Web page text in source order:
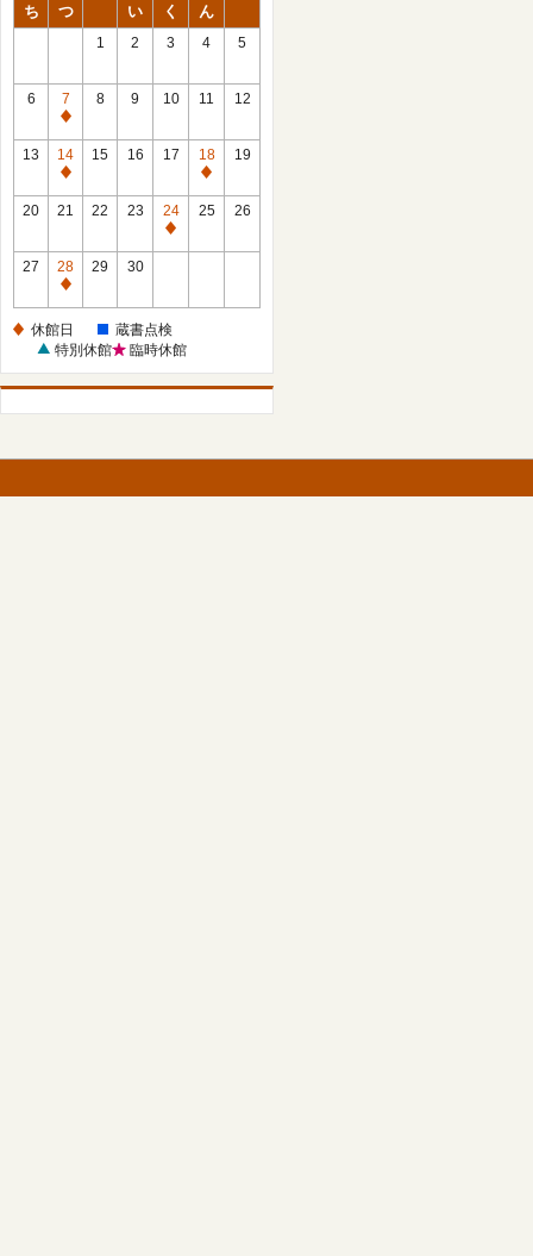
ち
つ
い
く
ん
1 2 3 4 5
6
7
休
館
日
8 9 10 11 12
13
14
休
館
15 16 17
18
休
館
19
20 21 22 23
24
休
25 26
27
28
休
日
29 30
休館日
蔵書点検
特別休館
臨時休館